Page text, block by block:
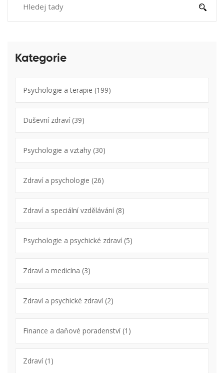
Kategorie
Psychologie a terapie (199)
Duševní zdraví(39)
Psychologie a vztahy (30)
Zdraví a psychologie (26)
Zdraví a speciální vzdělávání(8)
Psychologie a psychické zdraví(5)
Zdraví a medicína (3)
Zdraví a psychické zdraví(2)
Finance a daňové poradenství(1)
Zdraví(1)